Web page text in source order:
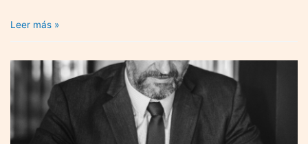
Cómo
el
paro
comunidad
Leer más »